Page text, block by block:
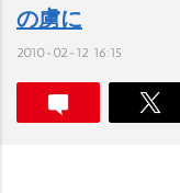
の虜に
2010-02-12 16:15